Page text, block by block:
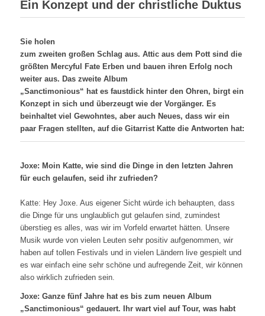
Ein Konzept und der christliche Duktus
Sie holen
zum zweiten großen Schlag aus. Attic aus dem Pott sind die
größten Mercyful Fate Erben und bauen ihren Erfolg noch
weiter aus. Das zweite Album
„Sanctimonious“ hat es faustdick hinter den Ohren, birgt ein
Konzept in sich und überzeugt wie der Vorgänger. Es
beinhaltet viel Gewohntes, aber auch Neues, dass wir ein
paar Fragen stellten, auf die Gitarrist Katte die Antworten hat:
Joxe: Moin Katte, wie sind die Dinge in den letzten Jahren
für euch gelaufen, seid ihr zufrieden?
Katte: Hey Joxe. Aus eigener Sicht würde ich behaupten, dass
die Dinge für uns unglaublich gut gelaufen sind, zumindest
überstieg es alles, was wir im Vorfeld erwartet hätten. Unsere
Musik wurde von vielen Leuten sehr positiv aufgenommen, wir
haben auf tollen Festivals und in vielen Ländern live gespielt und
es war einfach eine sehr schöne und aufregende Zeit, wir können
also wirklich zufrieden sein.
Joxe: Ganze fünf Jahre hat es bis zum neuen Album
„Sanctimonious“ gedauert. Ihr wart viel auf Tour, was habt